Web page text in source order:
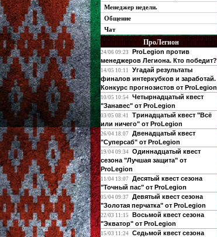
Менеджер недели.
Общение
Чат
ПроЛегион
24/06 09:23
ProLegion против
менеджеров Легиона. Кто победит?
14/05 10:11
Угадай результаты
финалов интеркубков и заработай.
Конкурс прогнозистов от ProLegion
10/05 10:54 Четырнадцатый квест
"Занавес" от ProLegion
03/05 08:41
Тринадцатый квест "Всё
или ничего" от ProLegion
26/04 18:07
Двенадцатый квест
"Суперсаб" от ProLegion
19/04 09:34 Одиннадцатый квест
сезона "Лучшая защита" от
ProLegion
11/04 13:07
Десятый квест сезона
"Точный пас" от ProLegion
05/04 09:37
Девятый квест сезона
"Золотая перчатка" от ProLegion
22/03 11:15
Восьмой квест сезона
"Экватор" от ProLegion
15/03 11:24 Седьмой квест сезона